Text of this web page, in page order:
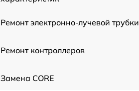
Ремонт электронно-лучевой трубки
Ремонт контроллеров
Замена CORE